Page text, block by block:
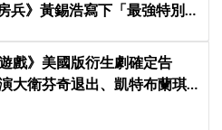
兵》黃錫浩寫下「最強特別出
遊戲》美國版衍生劇確定告
大衛芬奇退出、凱特布蘭琪